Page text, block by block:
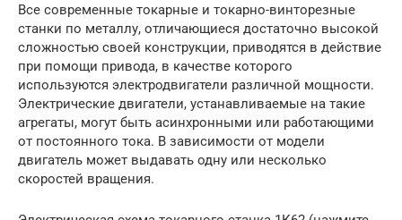
Все современные токарные и токарно-винторезные
станки по металлу, отличающиеся достаточно высокой
сложностью своей конструкции, приводятся в действие
при помощи привода, в качестве которого
используются электродвигатели различной мощности.
Электрические двигатели, устанавливаемые на такие
агрегаты, могут быть асинхронными или работающими
от постоянного тока. В зависимости от модели
двигатель может выдавать одну или несколько
скоростей вращения.